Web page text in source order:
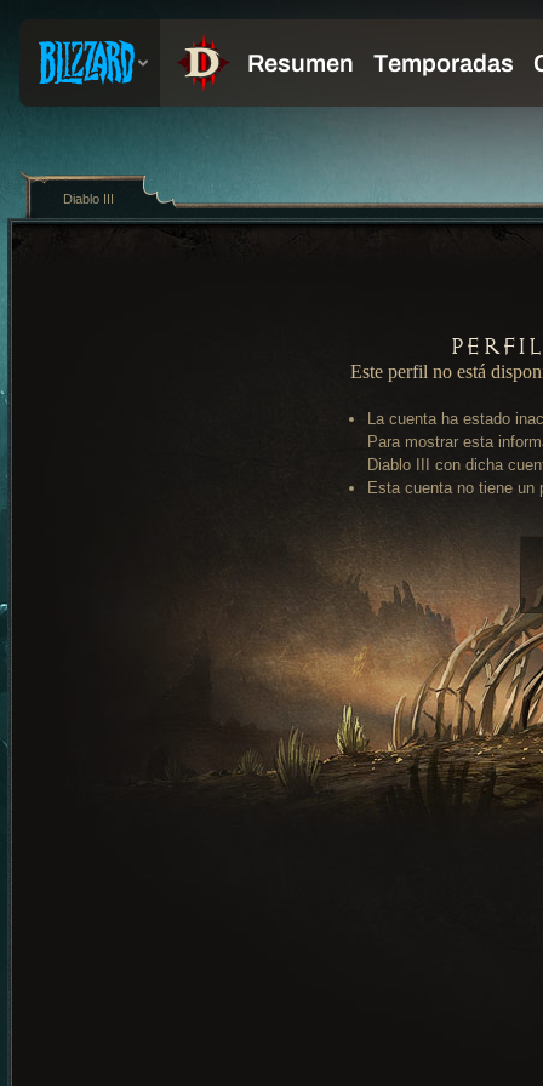
Este perfil no está
La cuenta ha estado
Para mostrar esta
Diablo III con dicha
Esta cuenta no tiene un
Diablo III